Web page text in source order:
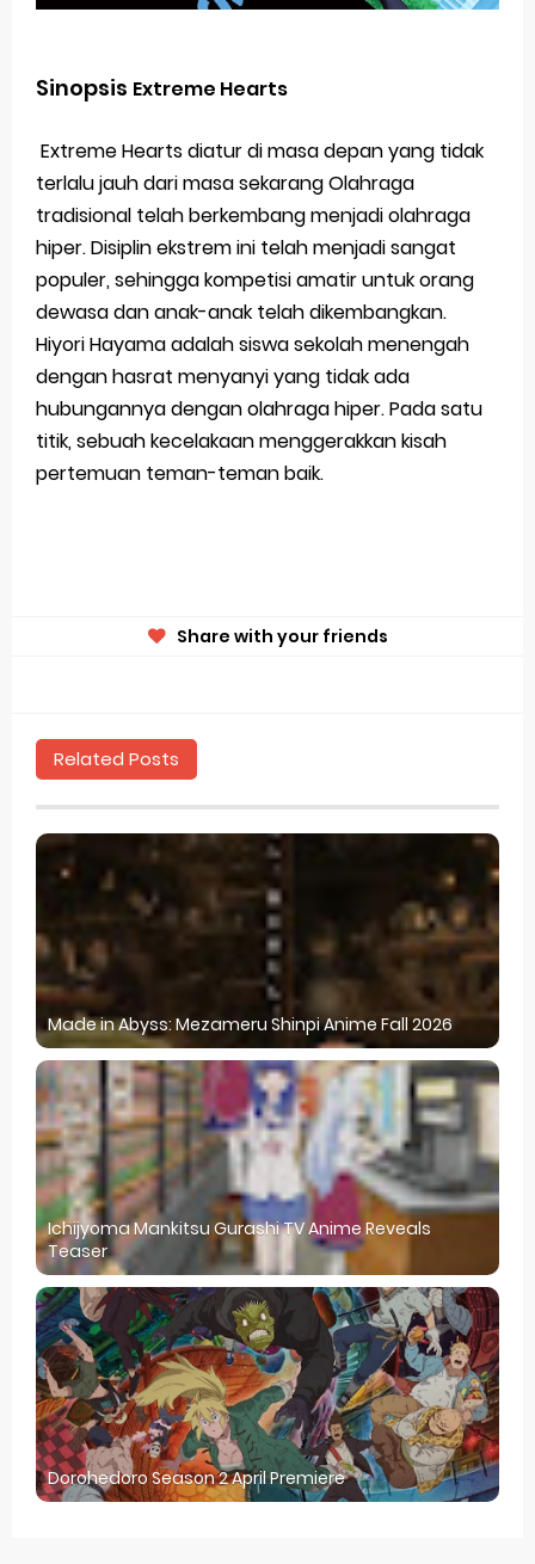
Sinopsis Extreme Hearts
Extreme Hearts diatur di masa depan yang tidak
terlalu jauh dari masa sekarang Olahraga
tradisional telah berkembang menjadi olahraga
hiper. Disiplin ekstrem ini telah menjadi sangat
populer, sehingga kompetisi amatir untuk orang
dewasa dan anak-anak telah dikembangkan.
Hiyori Hayama adalah siswa sekolah menengah
dengan hasrat menyanyi yang tidak ada
hubungannya dengan olahraga hiper. Pada satu
titik, sebuah kecelakaan menggerakkan kisah
pertemuan teman-teman baik.
Share with your friends
Related Posts
Made in Abyss: Mezameru Shinpi Anime Fall 2026
Ichijyoma Mankitsu Gurashi TV Anime Reveals
Teaser
Dorohedoro Season 2 April Premiere